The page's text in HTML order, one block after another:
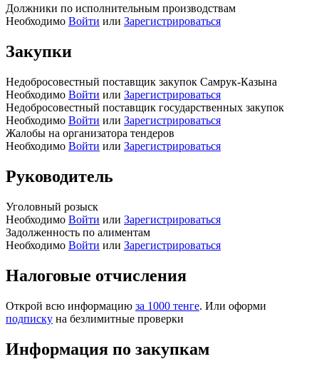
Должники по исполнительным производствам
Необходимо Войти или Зарегистрироваться
Закупки
Недобросовестный поставщик закупок Самрук-Казына
Необходимо Войти или Зарегистрироваться
Недобросовестный поставщик государственных закупок
Необходимо Войти или Зарегистрироваться
Жалобы на организатора тендеров
Необходимо Войти или Зарегистрироваться
Руководитель
Уголовный розыск
Необходимо Войти или Зарегистрироваться
Задолженность по алиментам
Необходимо Войти или Зарегистрироваться
Налоговые отчисления
Открой всю информацию за 1000 тенге. Или оформи
подписку на безлимитные проверки
Информация по закупкам